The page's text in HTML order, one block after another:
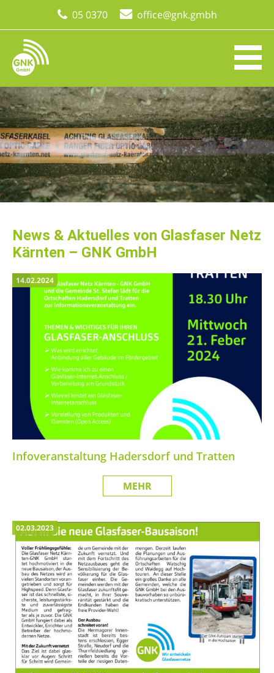
05 0370 office@gnk.gmbh
News & Aktuelles von Glasfaser Netz
Kärnten – GNK GmbH
Infoveranstaltung Hadersdorf und Tratten
14.02.2024
MEHR
02.03.2023